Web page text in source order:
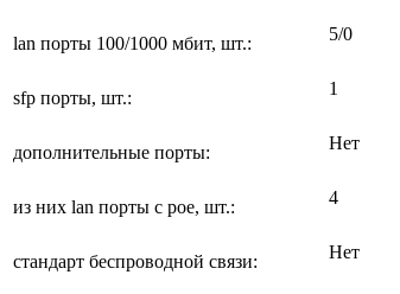
lan порты 100/1000 мбит, шт.: 5/0
sfp порты, шт.: 1
дополнительные порты: Нет
из них lan порты с poe, шт.: 4
стандарт беспроводной связи: Нет